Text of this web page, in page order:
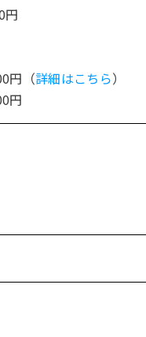
円（詳細はこちら）
円